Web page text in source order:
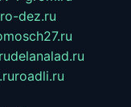
dez.ru
delanalad.ru
roadli.ru